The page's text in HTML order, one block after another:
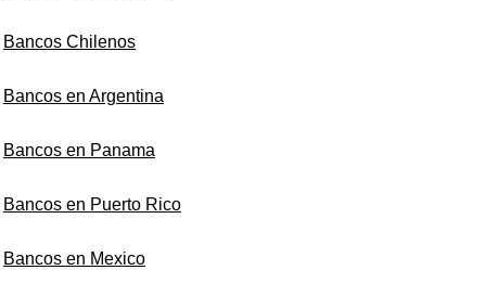
Bancos Chilenos
Bancos en Argentina
Bancos en Panama
Bancos en Puerto Rico
Bancos en Mexico